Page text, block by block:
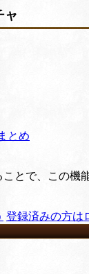
ャ
とめ
とで、この機
登録済みの方は